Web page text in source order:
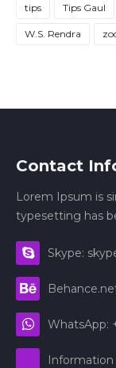
tips Tips Gaul
W.S. Rendra
Contact
Lorem Ipsum is
typesetting has
Skype:
WhatsApp:
Information